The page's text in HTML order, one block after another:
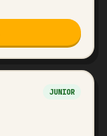
JUNIOR